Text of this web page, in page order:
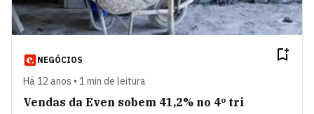
NEGÓCIOS
Há 12 anos • 1 min de leitura
Vendas da Even sobem 41,2% no 4º tri